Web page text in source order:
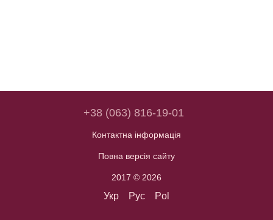
+38 (063) 816-19-01
Контактна інформація
Повна версія сайту
2017 © 2026
Укр Рус Pol